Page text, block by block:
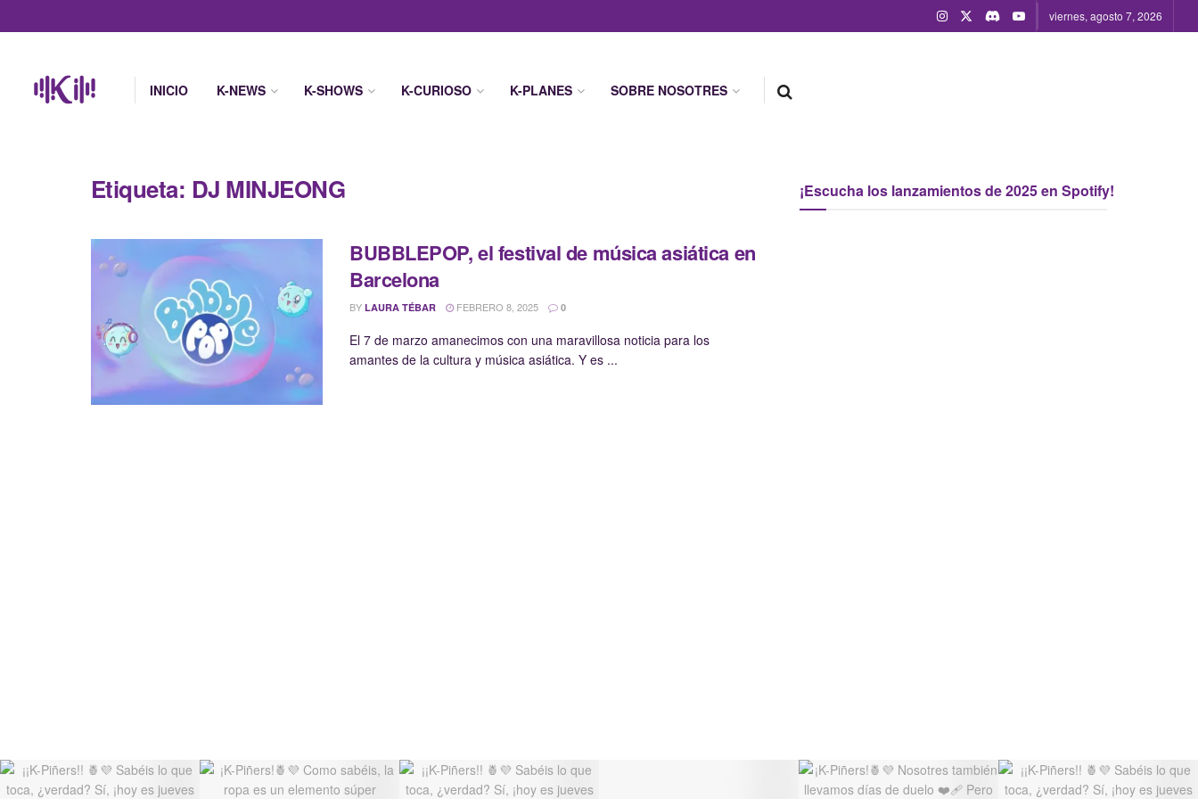
viernes, agosto 7, 2026
INICIO K-NEWS K-SHOWS K-CURIOSO K-PLANES SOBRE NOSOTRES
Etiqueta: DJ MINJEONG
BUBBLEPOP, el festival de música asiática en
Barcelona
BY LAURA TÉBAR FEBRERO 8, 2025 0
El 7 de marzo amanecimos con una maravillosa noticia para los
amantes de la cultura y música asiática. Y es ...
¡Escucha los lanzamientos de 2025 en Spotify!